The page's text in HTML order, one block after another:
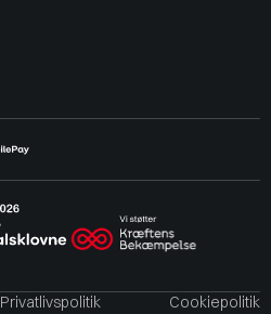
Privatlivspolitik
Cookiepolitik